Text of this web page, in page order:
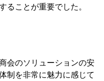
ることが重要でした。
会のソリューションの安
制を非常に魅力に感じて